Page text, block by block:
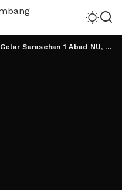
Gelar Sarasehan 1 Abad NU, PKB Hadirkan Jurnalis Hingga Purnawirawan TNI